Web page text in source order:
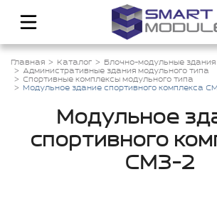
Главная Каталог
Блочно-модульные здания
Административные здания модульного типа
Спортивные комплексы модульного типа
Модульное здание спортивного комплекса
Модульное
спортивного
СМЗ-2